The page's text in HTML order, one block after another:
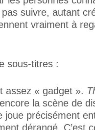
suivre, autant
vraiment à
sous-titres :
assez « gadget ».
la scène de
précisément
dérangé.